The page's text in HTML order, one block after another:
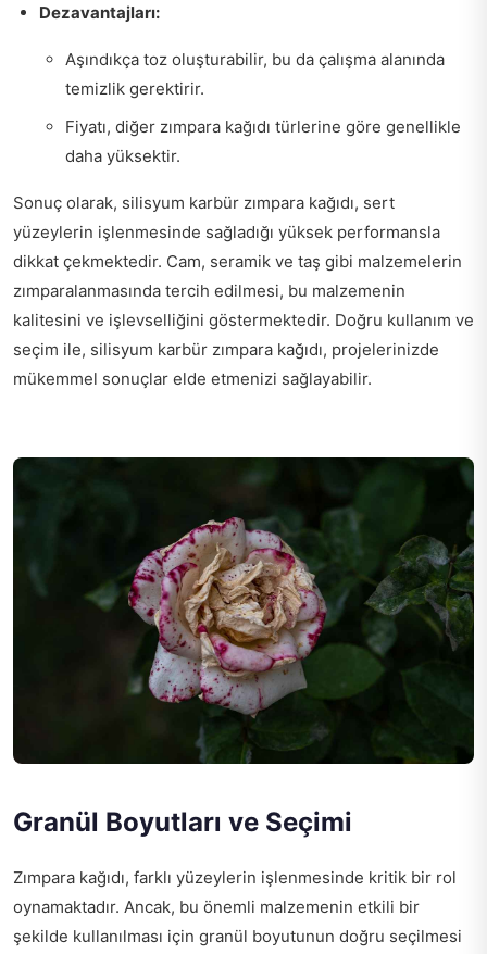
Dezavantajları:
Aşındıkça toz oluşturabilir, bu da çalışma alanında
temizlik gerektirir.
Fiyatı, diğer zımpara kağıdı türlerine göre genellikle
daha yüksektir.
Sonuç olarak, silisyum karbür zımpara kağıdı, sert
yüzeylerin işlenmesinde sağladığı yüksek performansla
dikkat çekmektedir. Cam, seramik ve taş gibi malzemelerin
zımparalanmasında tercih edilmesi, bu malzemenin
kalitesini ve işlevselliğini göstermektedir. Doğru kullanım ve
seçim ile, silisyum karbür zımpara kağıdı, projelerinizde
mükemmel sonuçlar elde etmenizi sağlayabilir.
Granül Boyutları ve Seçimi
Zımpara kağıdı, farklı yüzeylerin işlenmesinde kritik bir rol
oynamaktadır. Ancak, bu önemli malzemenin etkili bir
şekilde kullanılması için granül boyutunun doğru seçilmesi